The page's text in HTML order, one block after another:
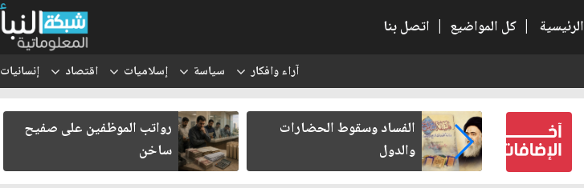
الرئيسية | كل المواضيع | اتصل بنا
آراء وافكار سياسة إسلاميات اقتصاد إنسانيات
كتب لنفسه
الفساد وسقوط الحضارات
والدول
رواتب الموظفين على صفيح
ساخن